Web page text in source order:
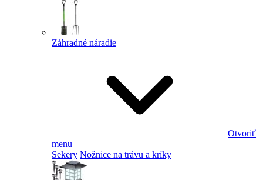
Záhradné náradie
Otvoriť
menu
Sekery Nožnice na trávu a kríky